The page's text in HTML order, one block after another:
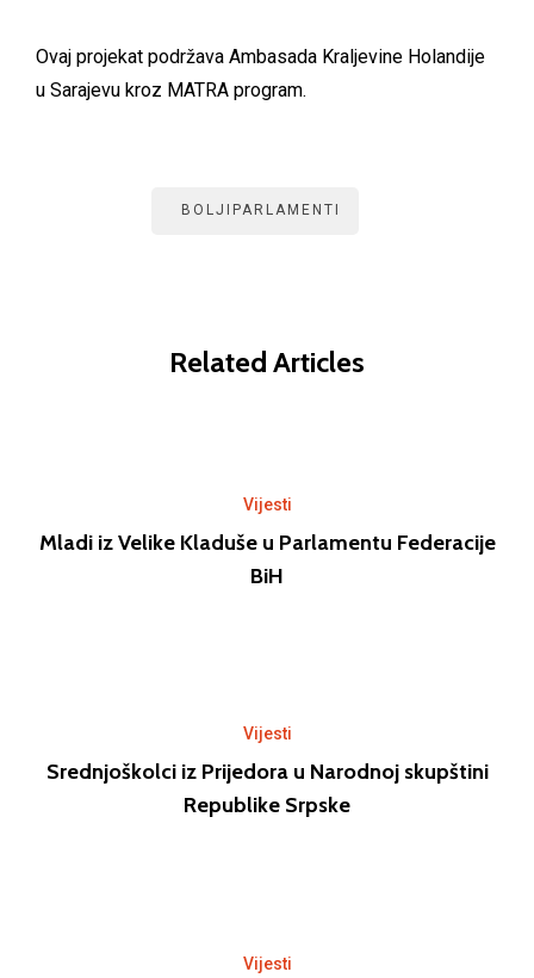
Ovaj projekat podržava Ambasada Kraljevine Holandije
u Sarajevu kroz MATRA program.
BOLJIPARLAMENTI
Related Articles
Vijesti
Mladi iz Velike Kladuše u Parlamentu Federacije
BiH
Vijesti
Srednjoškolci iz Prijedora u Narodnoj skupštini
Republike Srpske
Vijesti